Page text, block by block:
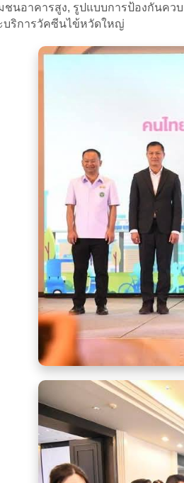
นอาคารสูง, รูปแบบการป้องกันค
บริการวัคซีนไข้หวัดใหญ่